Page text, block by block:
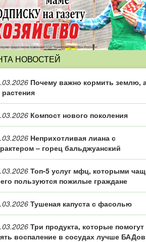
НОВОСТЕЙ
Почему важно кормить землю,
растения
Компост нового поколения
Неприхотливая лиана с
– горец бальджуанский
Топ‑5 услуг мфц, которыми
пользуются пожилые граждане
Тушеная капуста с фасолью
Три продукта, которые помогут
воспаление в сосудах лучше БАДов